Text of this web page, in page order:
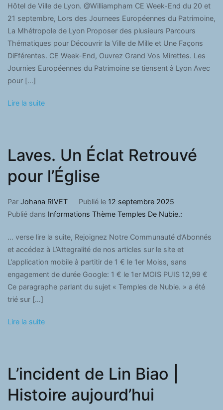
Hôtel de Ville de Lyon. @Williampham CE Week-End du 20 et
21 septembre, Lors des Journees Européennes du Patrimoine,
La Mhétropole de Lyon Proposer des plusieurs Parcours
Thématiques pour Découvrir la Ville de Mille et Une Façons
DiFférentes. CE Week-End, Ouvrez Grand Vos Mirettes. Les
Journies Européennes du Patrimoine se tiensent à Lyon Avec
pour […]
Lire la suite
Laves. Un Éclat Retrouvé
pour l’Église
Par Johana RIVET Publié le 12 septembre 2025
Publié dans Informations Thème Temples De Nubie.:
… verse lire la suite, Rejoignez Notre Communauté d’Abonnés
et accédez à L’Attegralité de nos articles sur le site et
L’application mobile à partitir de 1 € le 1er Moiss, sans
engagement de durée Google: 1 € le 1er MOIS PUIS 12,99 €
Ce paragraphe parlant du sujet « Temples de Nubie. » a été
trié sur […]
Lire la suite
L’incident de Lin Biao |
Histoire aujourd’hui